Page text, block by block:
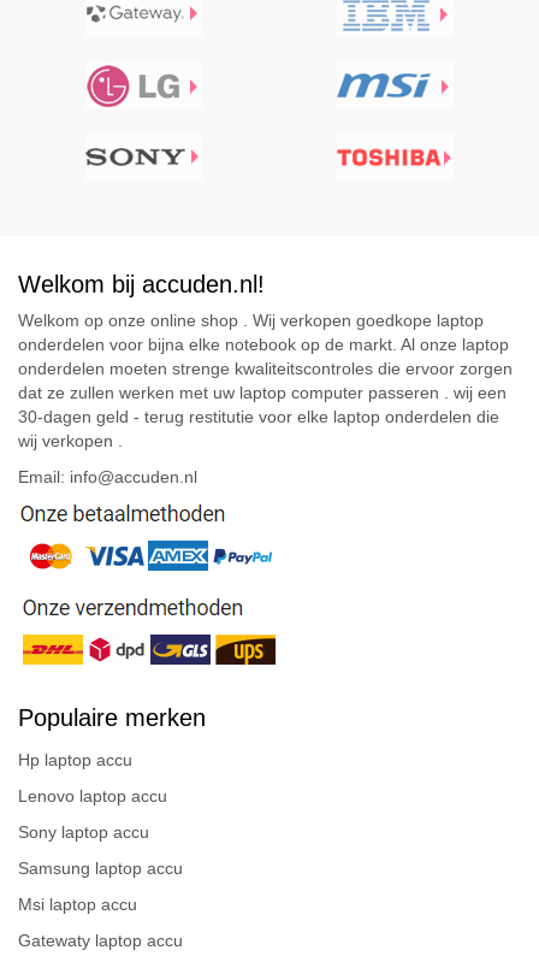
Welkom bij accuden.nl!
Welkom op onze online shop . Wij verkopen goedkope laptop
onderdelen voor bijna elke notebook op de markt. Al onze laptop
onderdelen moeten strenge kwaliteitscontroles die ervoor zorgen
dat ze zullen werken met uw laptop computer passeren . wij een
30-dagen geld - terug restitutie voor elke laptop onderdelen die
wij verkopen .
Email: info@accuden.nl
Populaire merken
Hp laptop accu
Lenovo laptop accu
Sony laptop accu
Samsung laptop accu
Msi laptop accu
Gatewaty laptop accu